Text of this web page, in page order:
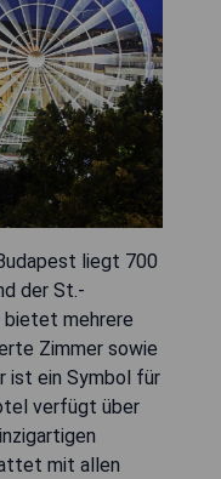
liegt 700
der St.-
mehrere
Zimmer sowie
ist ein Symbol für
verfügt über
mit allen